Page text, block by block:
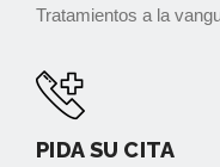
Tratamientos a la
PIDA SU CITA